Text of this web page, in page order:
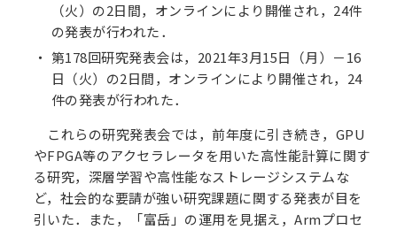
（火）の2日間，オンラインにより開催され，24件
の発表が行われた．
第178回研究発表会は，2021年3月15日（月）－16
日（火）の2日間，オンラインにより開催され，24
件の発表が行われた．
これらの研究発表会では，前年度に引き続き，GPU
やFPGA等のアクセラレータを用いた高性能計算に関す
る研究，深層学習や高性能なストレージシステムな
ど，社会的な要請が強い研究課題に関する発表が目を
引いた．また，「富岳」の運用を見据え，Armプロセ